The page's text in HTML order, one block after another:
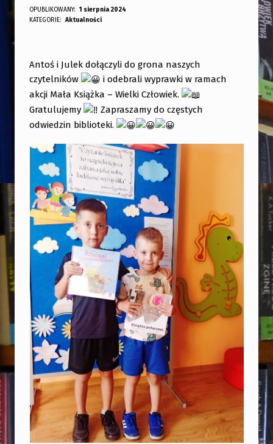
„
Ł
A
K
S
I
K
A
–
W
I
E
L
K
I
C
Z
Ł
O
W
OPUBLIKOWANY: 1 sierpnia 2024
DODANY PRZEZ:
KATEGORIE: Aktualności
Antoś i Julek dołączyli do grona naszych
czytelników
i odebrali wyprawki w ramach
akcji Mała Książka – Wielki Człowiek.
Gratulujemy
Zapraszamy do częstych
odwiedzin biblioteki.